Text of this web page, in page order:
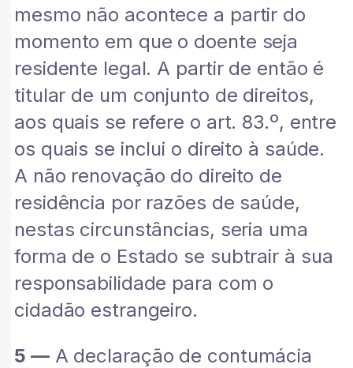
mesmo não acontece a partir do
momento em que o doente seja
residente legal. A partir de então é
titular de um conjunto de direitos,
aos quais se refere o art. 83.º, entre
os quais se inclui o direito à saúde.
A não renovação do direito de
residência por razões de saúde,
nestas circunstâncias, seria uma
forma de o Estado se subtrair à sua
responsabilidade para com o
cidadão estrangeiro.
5 —A declaração de contumácia